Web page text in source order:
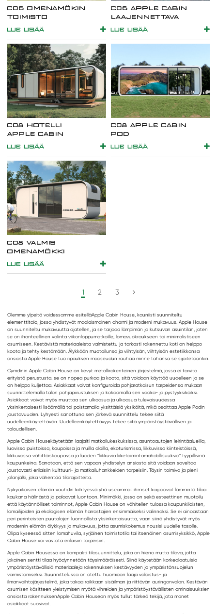
C06 OMENAMÖKIN
TOIMISTO
LUE LISÄÄ
C06 APPLE CABIN
LAAJENNETTAVA
LUE LISÄÄ
C08 HOTELLI
APPLE CABIN
LUE LISÄÄ
C08 APPLE CABIN
POD
LUE LISÄÄ
C08 VALMIS
OMENAMÖKKI
LUE LISÄÄ
1 2 3
Olemme ylpeitä voidessamme esitelläApple Cabin House , kauniisti suunniteltu
elementtitalo, jossa yhdistyvät maalaismainen charmi ja moderni mukavuus. Apple House
on suunniteltu mukavuutta ajatellen, ja se tarjoaa lämpimän ja kutsuvan asuintilan, joten
se on ihanteellinen valinta viikonloppumatkoille, lomavuokraukseen tai minimalistiseen
asumiseen. Kestävistä materiaaleista valmistettu ja tarkasti rakennettu koti on helppo
koota ja tehty kestämään. Älykkään muotoilunsa ja viihtyisän, viihtyisän estetiikkansa
ansiosta Apple House tuo ripauksen maaseudun rauhaa minne tahansa se sijoitetaankin.
Cymdinin Apple Cabin House on kevyt metallirakenteinen järjestelmä, jossa ei tarvita
erityistä perustusta. se on nopea purkaa ja koota, sitä voidaan käyttää uudelleen ja se
on helppo kuljettaa. Asiakkaat voivat konfiguroida pohjaratkaisun tarpeidensa mukaan
suunnittelemalla talon pohjapiirustuksen ja kokoamalla sen vaaka- ja pystyyksiköiksi.
Asiakkaat voivat myös muuttaa sen ulkoasua ja ulkoasua tulevaisuudessa
yksinkertaisesti lisäämällä tai poistamalla yksittäisiä yksiköitä, mikä osoittaa Apple Podin
joustavuuden. Lyhyesti sanottuna sen järkevä suunnittelu tekee siitä
uudelleenkäytettävän. Uudelleenkäytettävyys tekee siitä ympäristöystävällisen ja
taloudellisen.
Apple Cabin Housekäytetään laajalti matkailukeskuksissa, asuntoautojen leirintäalueilla,
luovissa puistoissa, kaupoissa ja muilla aloilla, ekoturismissa, liikkuvissa kiinteistöissä,
liikkuvassa vähittäiskaupassa ja luoden "liikkuvia liiketoimintamahdollisuuksia" tyypillisinä
kaupunkeina. Sanotaan, että sen vapaan yhdistelyn ansiosta sitä voidaan soveltaa
joustavasti erilaisiin kulttuuri- ja matkailuhankkeiden tarpeisiin. Täysin toimiva ja pieni
jalanjälki, joka vähentää tilarajoitteita.
Nykyaikaisen elämän vauhdin kiihtyessä yhä useammat ihmiset kaipaavat lämmintä tilaa
kaukana hälinästä ja palaavat luontoon. Minimökki, jossa on sekä esteettinen muotoilu
että käytännölliset toiminnot, Apple Cabin House on vähitellen tulossa kaupunkilaisten,
lomailijoiden ja ekologisen elämän harrastajien ensimmäiseksi valinnaksi. Se ei ainoastaan
peri perinteisten puutalojen luonnollista yksinkertaisuutta, vaan siinä yhdistyvät myös
modernin elämän älykkyys ja mukavuus, jotta asumiskokemus nousisi uudelle tasolle.
Olipa kyseessä sitten lomahuvila, syrjäinen toimistotila tai itsenäinen asumisyksikkö, Apple
Cabin House voi vastata erilaisiin tarpeisiin.
Apple Cabin Housessa on kompakti tilasuunnittelu, joka on hieno mutta tilava, jotta
jokainen sentti tilaa hyödynnetään täysimääräisesti. Siinä käytetään korkealaatuisia
ympäristöystävällisiä materiaaleja rakennuksen kestävyyden ja ympäristönsuojelun
varmistamiseksi. Suunnittelussa on otettu huomioon laaja valaistus- ja
ilmanvaihtojärjestelmä, joka takaa raikkaan sisäilman ja riittävän auringonvalon. Kestävän
asumisen käsitteen yleistymisen myötä vihreiden ja ympäristöystävällisten ominaisuuksien
ansiosta rakennuksenApple Cabin Houseon myös tullut tärkeä tekijä, jota monet
asiakkaat suosivat.